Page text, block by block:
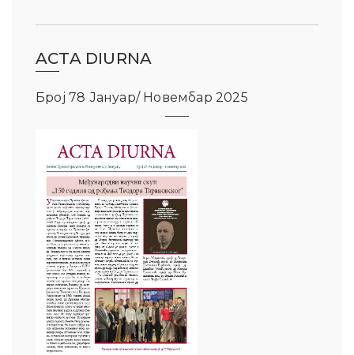
ACTA DIURNA
Број 78 Јануар/ Новембар 2025